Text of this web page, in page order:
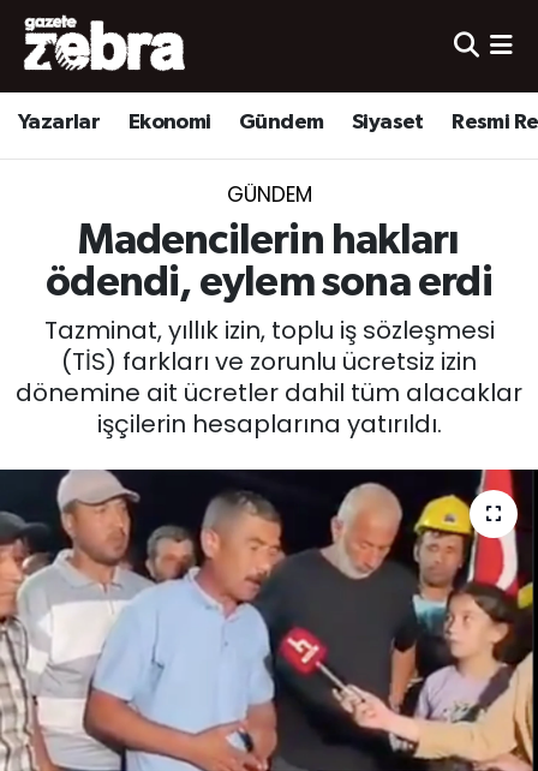
Yazarlar Ekonomi Gündem Siyaset Resmi
GÜNDEM
Madencilerin hakları
ödendi, eylem sona erdi
Tazminat, yıllık izin, toplu iş sözleşmesi
(TİS) farkları ve zorunlu ücretsiz izin
dönemine ait ücretler dahil tüm alacaklar
işçilerin hesaplarına yatırıldı.
Yazarlar
Ekonomi
Yerel
Spor
Nöbetçi Eczaneler
Hava Durumu
Süper Lig Puan Durumu ve Fikstür
Tüm Manşetler
Son Dakika Haberleri